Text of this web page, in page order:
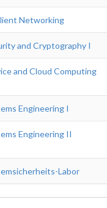
Networking
and Cryptography I
and Cloud Computing
Engineering I
Engineering II
Labor